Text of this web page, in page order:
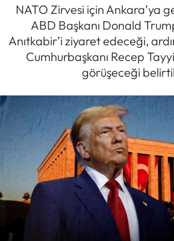
NATO Zirvesi için Ankara’ya
ABD Başkanı Donald
Anıtkabir’i ziyaret edeceği,
Cumhurbaşkanı Recep
görüşeceği
Politik Kulis
Dünya
Mektup Galeri
Röportaj
Manşet
Köşe Yazıları
Karikatür Galeri
Son Dakika Haberleri
Haber Arşivi